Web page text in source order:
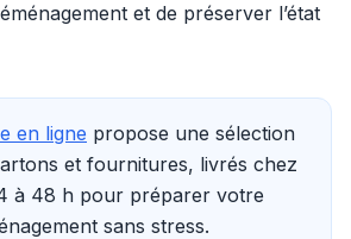
et de préserver l’état
en ligne propose une sélection
et fournitures, livrés chez
à 48 h pour préparer votre
sans stress.